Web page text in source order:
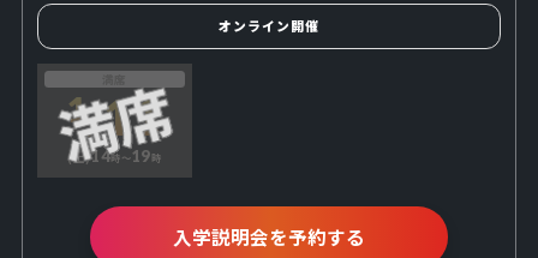
オンライン開催
1 11
(土)14時〜19時
入学説明会を予約する